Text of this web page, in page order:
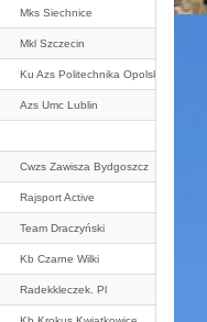
Mks Siechnice
Mkl Szczecin
Ku Azs Politechnika Opolska
Azs Umc Lublin
Cwzs Zawisza Bydgoszcz
Rajsport Active
Team Draczyński
Kb Czarne Wilki
Radekkleczek. Pl